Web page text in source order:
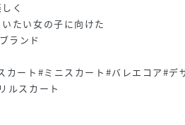
く
たい女の子に向けた
ランド
カート#ミニスカート#バレエコア#デ
ルスカート